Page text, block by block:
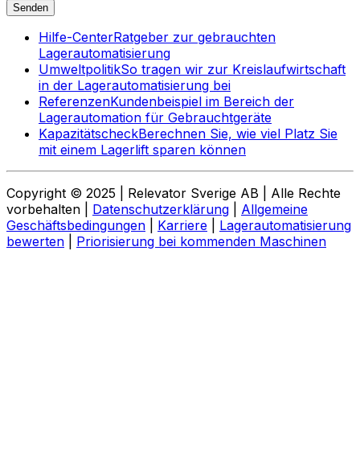
Senden
Hilfe-CenterRatgeber zur gebrauchten
Lagerautomatisierung
UmweltpolitikSo tragen wir zur Kreislaufwirtschaft
in der Lagerautomatisierung bei
ReferenzenKundenbeispiel im Bereich der
Lagerautomation für Gebrauchtgeräte
KapazitätscheckBerechnen Sie, wie viel Platz Sie
mit einem Lagerlift sparen können
Copyright © 2025 | Relevator Sverige AB | Alle Rechte
vorbehalten | Datenschutzerklärung
Allgemeine
Geschäftsbedingungen
Karriere
Lagerautomatisierung
bewerten
Priorisierung bei kommenden Maschinen